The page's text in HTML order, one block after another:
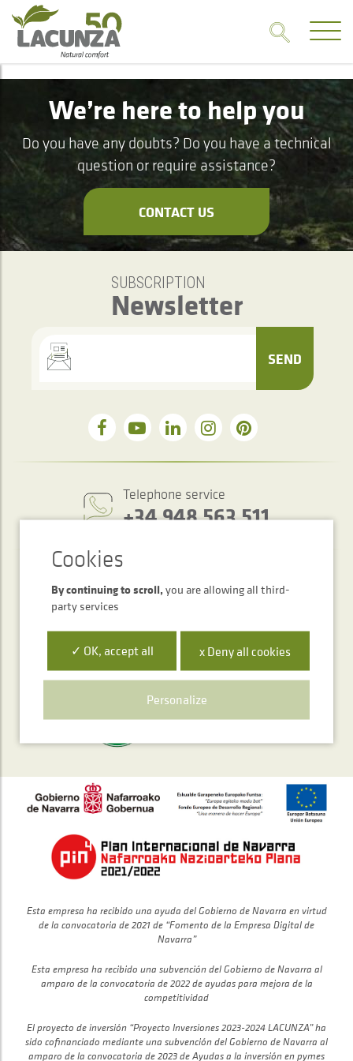
We’re here to help you
Do you have any doubts? Do you have a technical
question or require assistance?
CONTACT US
SUBSCRIPTION
Newsletter
SEND
Telephone service
+34 948 563 511
Polígono Ibarrea, s/n 31800 Alsasua, Navarra, Spain
Esta empresa ha recibido una ayuda del Gobierno de Navarra en virtud
de la convocatoria de 2021 de “Fomento de la Empresa Digital de
Navarra”
Esta empresa ha recibido una subvención del Gobierno de Navarra al
amparo de la convocatoria de 2022 de ayudas para mejora de la
competitividad
El proyecto de inversión “Proyecto Inversiones 2023-2024 LACUNZA” ha
sido cofinanciado mediante una subvención del Gobierno de Navarra al
amparo de la convocatoria de 2023 de Ayudas a la inversión en pymes
By continuing to scroll,you are allowing all third-
party services
✓ OK, accept all x Deny all cookies
Personalize